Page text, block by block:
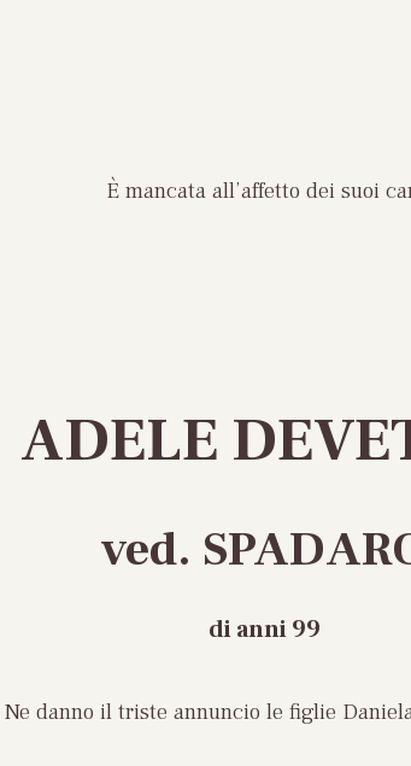
È mancata all’affetto dei suoi
ADELE
ved.
di anni 99
Ne danno il triste annuncio le figlie